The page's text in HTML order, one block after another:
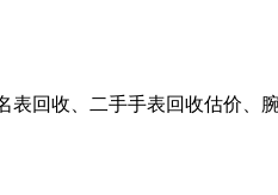
表回收、二手手表回收估价